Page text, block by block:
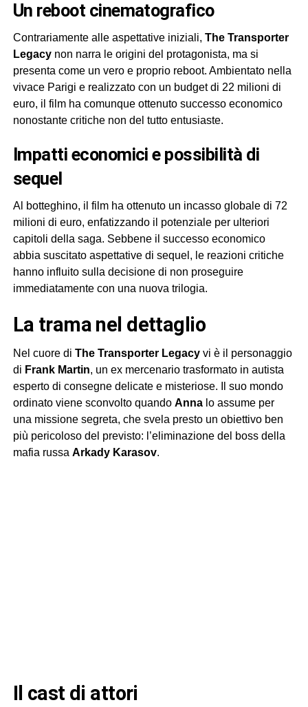
un reboot cinematografico
Contrariamente alle aspettative iniziali, The Transporter
Legacynon narra le origini del protagonista, ma si
presenta come un vero e proprio reboot. Ambientato nella
vivace Parigi e realizzato con un budget di 22 milioni di
euro, il film ha comunque ottenuto successo economico
nonostante critiche non del tutto entusiaste.
impatti economici e possibilità di
sequel
Al botteghino, il film ha ottenuto un incasso globale di 72
milioni di euro, enfatizzando il potenziale per ulteriori
capitoli della saga. Sebbene il successo economico
abbia suscitato aspettative di sequel, le reazioni critiche
hanno influito sulla decisione di non proseguire
immediatamente con una nuova trilogia.
la trama nel dettaglio
Nel cuore di The Transporter Legacyvi è il personaggio
di Frank Martin, un ex mercenario trasformato in autista
esperto di consegne delicate e misteriose. Il suo mondo
ordinato viene sconvolto quando Annalo assume per
una missione segreta, che svela presto un obiettivo ben
più pericoloso del previsto: l’eliminazione del boss della
mafia russa Arkady Karasov.
il cast di attori